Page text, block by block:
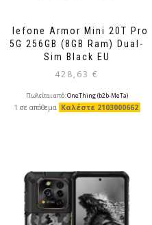
Ulefone Armor Mini 20T Pro
5G 256GB (8GB Ram) Dual-
Sim Black EU
428,63 €
Πωλείται από:OneThing (b2b-MeTa)
1 σε απόθεμα Καλέστε 2103000662